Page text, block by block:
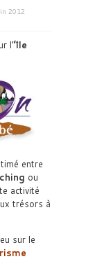
2012
l’’île
entre
ou
activité
trésors à
sur le